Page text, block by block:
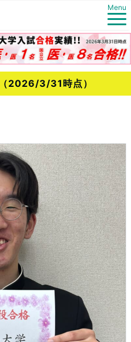
Menu
2026/3/31時点）